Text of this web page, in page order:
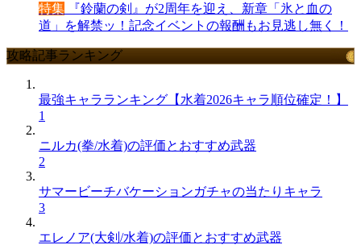
特集 『鈴蘭の剣』が2周年を迎え、新章「氷と血の
道」を解禁ッ！記念イベントの報酬もお見逃し無く！
攻略記事ランキング
最強キャラランキング【水着2026キャラ順位確定！】
1
ニルカ(拳/水着)の評価とおすすめ武器
2
サマービーチバケーションガチャの当たりキャラ
3
エレノア(大剣/水着)の評価とおすすめ武器